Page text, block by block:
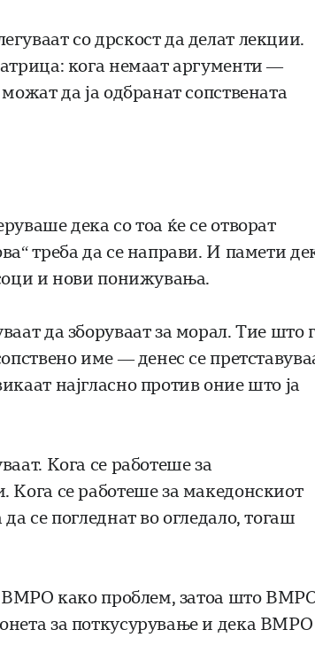
со дрскост да делат лекции.
кога немаат аргументи —
да ја одбранат сопствената
дека со тоа ќе се отворат
треба да се направи. И памети
и нови понижувања.
да зборуваат за морал. Тие што
име — денес се
најгласно против оние што ја
Кога се работеше за
Кога се работеше за македонскиот
се погледнат во огледало, тогаш
ВМРО како проблем, затоа што
за поткусурување и дека ВМРО